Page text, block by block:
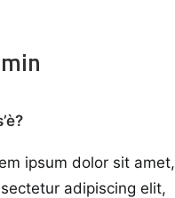
ipsum dolor sit amet,
adipiscing elit,